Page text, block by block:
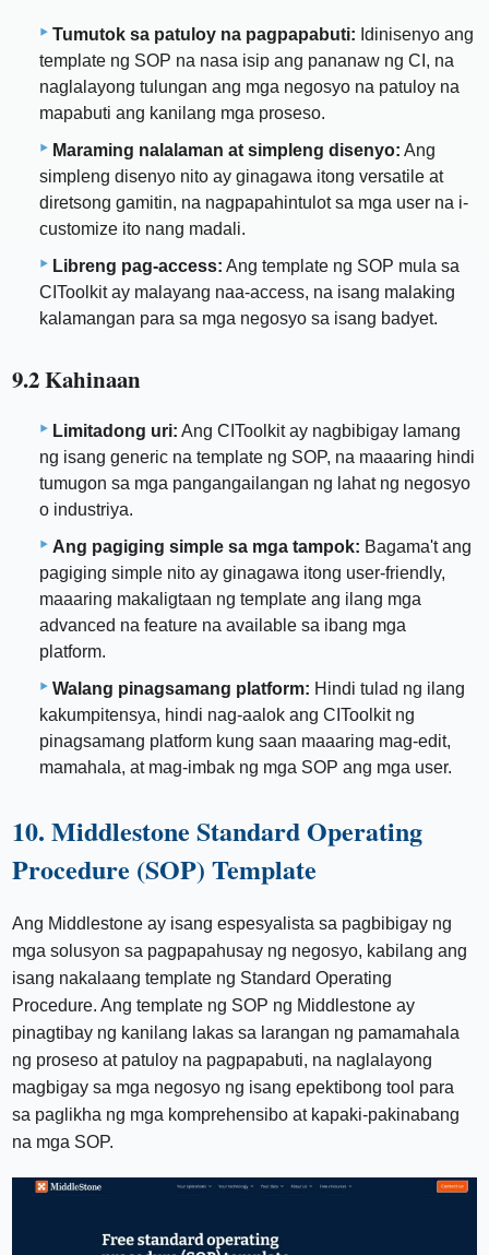
Tumutok sa patuloy na pagpapabuti: Idinisenyo ang
template ng SOP na nasa isip ang pananaw ng CI, na
naglalayong tulungan ang mga negosyo na patuloy na
mapabuti ang kanilang mga proseso.
Maraming nalalaman at simpleng disenyo: Ang
simpleng disenyo nito ay ginagawa itong versatile at
diretsong gamitin, na nagpapahintulot sa mga user na i-
customize ito nang madali.
Libreng pag-access: Ang template ng SOP mula sa
CIToolkit ay malayang naa-access, na isang malaking
kalamangan para sa mga negosyo sa isang badyet.
9.2 Kahinaan
Limitadong uri: Ang CIToolkit ay nagbibigay lamang
ng isang generic na template ng SOP, na maaaring hindi
tumugon sa mga pangangailangan ng lahat ng negosyo
o industriya.
Ang pagiging simple sa mga tampok: Bagama't ang
pagiging simple nito ay ginagawa itong user-friendly,
maaaring makaligtaan ng template ang ilang mga
advanced na feature na available sa ibang mga
platform.
Walang pinagsamang platform: Hindi tulad ng ilang
kakumpitensya, hindi nag-aalok ang CIToolkit ng
pinagsamang platform kung saan maaaring mag-edit,
mamahala, at mag-imbak ng mga SOP ang mga user.
10. Middlestone Standard Operating
Procedure (SOP) Template
Ang Middlestone ay isang espesyalista sa pagbibigay ng
mga solusyon sa pagpapahusay ng negosyo, kabilang ang
isang nakalaang template ng Standard Operating
Procedure. Ang template ng SOP ng Middlestone ay
pinagtibay ng kanilang lakas sa larangan ng pamamahala
ng proseso at patuloy na pagpapabuti, na naglalayong
magbigay sa mga negosyo ng isang epektibong tool para
sa paglikha ng mga komprehensibo at kapaki-pakinabang
na mga SOP.